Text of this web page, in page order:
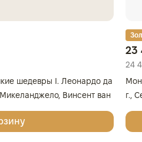
шедевры I. Леонардо да
Винсент ван
проба 999, ГЕРМАНИЯ
23
24
г.,